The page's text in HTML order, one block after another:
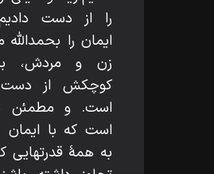
را از دست
ايمان را
زن و مردش،
كوچكش از دست
است. و مطمئن
است كه با
به همۀ قدرتهايى